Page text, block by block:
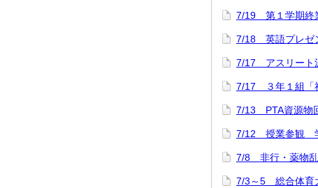
7/19 第１学期終
7/18 英語プレゼ
7/17 アスリート
7/17 ３年１組「
7/13 PTA資源物
7/12 授業参観
7/8 非行・薬物
7/3～5 総合体育